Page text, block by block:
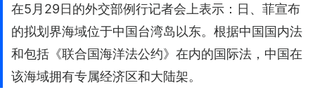
在5月29日的外交部例行记者会上表示：日、菲宣布
的拟划界海域位于中国台湾岛以东。根据中国国内法
和包括《联合国海洋法公约》在内的国际法，中国在
该海域拥有专属经济区和大陆架。